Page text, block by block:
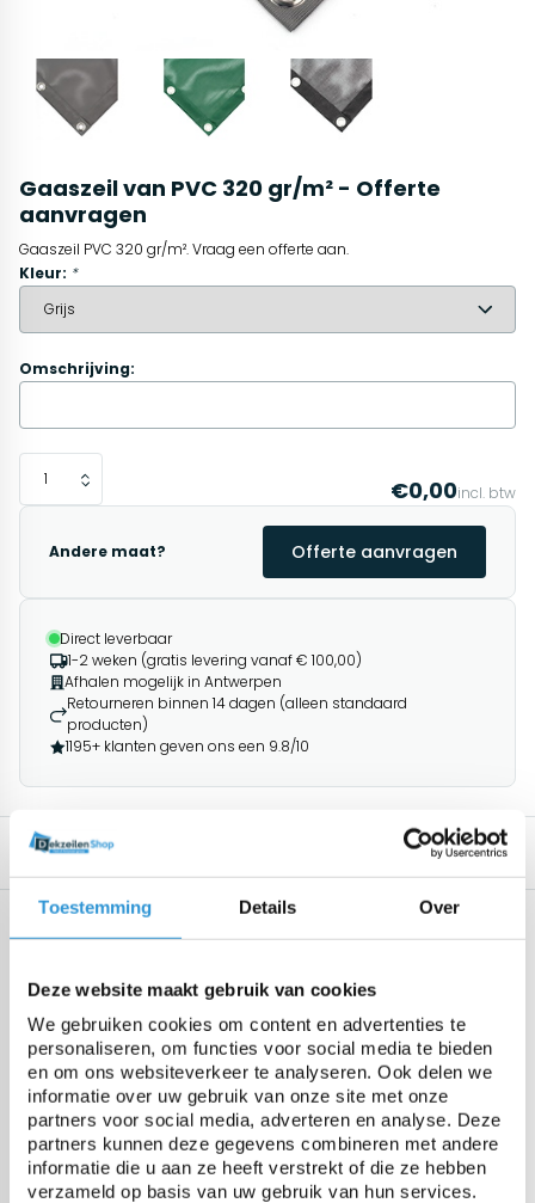
Toestemming Details Over
Deze website maakt gebruik van cookies
We gebruiken cookies om content en advertenties te
personaliseren, om functies voor social media te bieden
en om ons websiteverkeer te analyseren. Ook delen we
informatie over uw gebruik van onze site met onze
partners voor social media, adverteren en analyse. Deze
partners kunnen deze gegevens combineren met andere
informatie die u aan ze heeft verstrekt of die ze hebben
verzameld op basis van uw gebruik van hun services.
Gaaszeil van PVC 320 gr/m² - Offerte
aanvragen
Gaaszeil PVC 320 gr/m². Vraag een offerte aan.
Kleur: *
Omschrijving:
€0,00incl. btw
Andere maat? Offerte aanvragen
Direct leverbaar
1-2 weken (gratis levering vanaf € 100,00)
Afhalen mogelijk in Antwerpen
Retourneren binnen 14 dagen (alleen standaard
producten)
1195+ klanten geven ons een 9.8/10
SpecificatiesOmschrijving
Specificaties
binnendiam. 12mm met PP
koordversterking
Materiaal Polyester weefsel, PVC coating
Origine
Europa (dus REACH conform
en cadmium vrij)